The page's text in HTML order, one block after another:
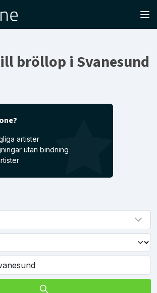
bröllop i Svanesund
artister
utan bindning